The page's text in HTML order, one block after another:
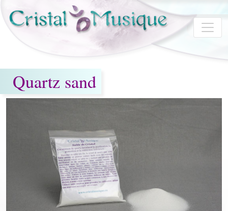
Skip to main content
Quartz sand